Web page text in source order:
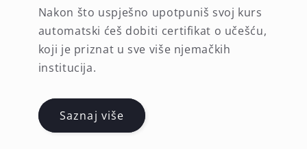
Nakon što uspješno upotpuniš svoj kurs
automatski ćeš dobiti certifikat o učešću,
koji je priznat u sve više njemačkih
institucija.
Saznaj više